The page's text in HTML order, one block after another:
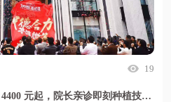
19
福州维乐口腔种植牙多少钱？4400 元起，院长亲诊即刻种植技术好